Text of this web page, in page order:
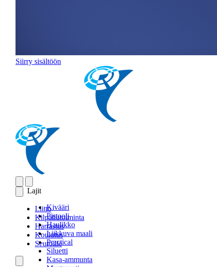
Siirry sisältöön
Lajit
Kivääri
Pistooli
Haulikko
Liikkuva maali
Practical
Siluetti
Kasa-ammunta
Liitto
Kilpailutoiminta
Harrastus
Koulutus
Seuroille